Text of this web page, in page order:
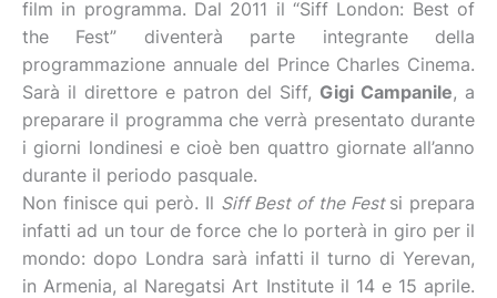
film in programma. Dal 2011 il “Siff London: Best of
the Fest” diventerà parte integrante della
programmazione annuale del Prince Charles Cinema.
Sarà il direttore e patron del Siff, Gigi Campanile, a
preparare il programma che verrà presentato durante
i giorni londinesi e cioè ben quattro giornate all’anno
durante il periodo pasquale.
Non finisce qui però. Il Siff Best of the Fest si prepara
infatti ad un tour de force che lo porterà in giro per il
mondo: dopo Londra sarà infatti il turno di Yerevan,
in Armenia, al Naregatsi Art Institute il 14 e 15 aprile.